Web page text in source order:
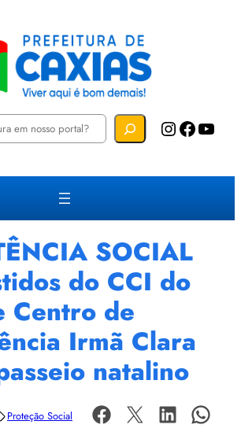
Instagram Facebook YouTube
SOCIAL
do CCI do
Centro de
Irmã Clara
natalino
Proteção Social